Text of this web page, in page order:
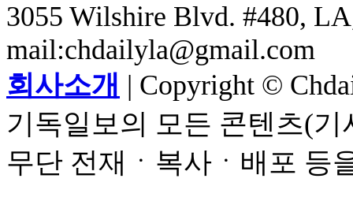
3055 Wilshire Blvd. #480,
mail:chdailyla@gmail.com
회사소개 | Copyright ©
기독일보의 모든 콘텐츠(
무단 전재ㆍ복사ㆍ배포 등